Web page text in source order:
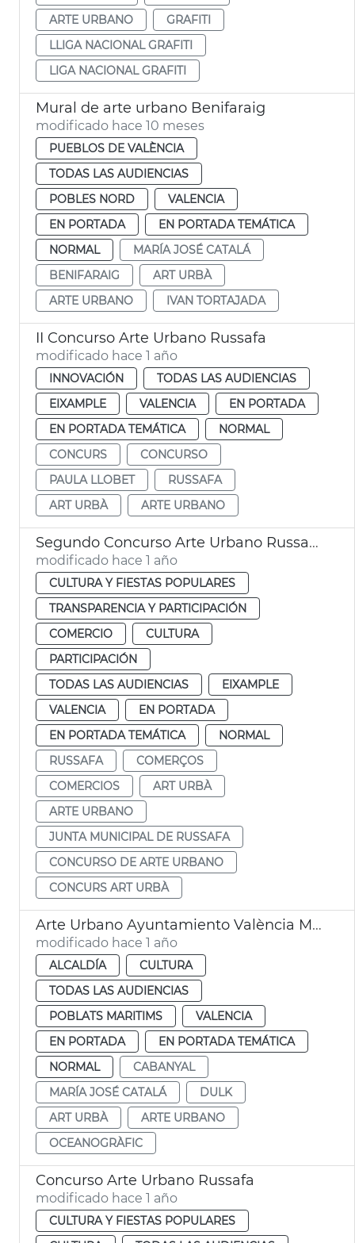
ARTE URBANO
GRAFITI
LLIGA NACIONAL GRAFITI
LIGA NACIONAL GRAFITI
Mural de arte urbano Benifaraig
modificado hace 10 meses
PUEBLOS DE VALÈNCIA
TODAS LAS AUDIENCIAS
POBLES NORD
VALENCIA
EN PORTADA
EN PORTADA TEMÁTICA
NORMAL
MARÍA JOSÉ CATALÁ
BENIFARAIG
ART URBÀ
ARTE URBANO
IVAN TORTAJADA
II Concurso Arte Urbano Russafa
modificado hace 1 año
INNOVACIÓN
TODAS LAS AUDIENCIAS
EIXAMPLE
VALENCIA
EN PORTADA
EN PORTADA TEMÁTICA
NORMAL
CONCURS
CONCURSO
PAULA LLOBET
RUSSAFA
ART URBÀ
ARTE URBANO
Segundo Concurso Arte Urbano Russafa Ayuntamiento Valéncia
modificado hace 1 año
CULTURA Y FIESTAS POPULARES
TRANSPARENCIA Y PARTICIPACIÓN
COMERCIO
CULTURA
PARTICIPACIÓN
TODAS LAS AUDIENCIAS
EIXAMPLE
VALENCIA
EN PORTADA
EN PORTADA TEMÁTICA
NORMAL
RUSSAFA
COMERÇOS
COMERCIOS
ART URBÀ
ARTE URBANO
JUNTA MUNICIPAL DE RUSSAFA
CONCURSO DE ARTE URBANO
CONCURS ART URBÀ
Arte Urbano Ayuntamiento València Mural Mediterraneus Dulk
modificado hace 1 año
ALCALDÍA
CULTURA
TODAS LAS AUDIENCIAS
POBLATS MARITIMS
VALENCIA
EN PORTADA
EN PORTADA TEMÁTICA
NORMAL
CABANYAL
MARÍA JOSÉ CATALÁ
DULK
ART URBÀ
ARTE URBANO
OCEANOGRÀFIC
Concurso Arte Urbano Russafa
modificado hace 1 año
CULTURA Y FIESTAS POPULARES